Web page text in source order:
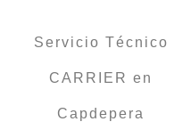
Servicio Técnico
CARRIER en
Capdepera